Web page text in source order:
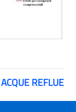
ACQUE REFLUE